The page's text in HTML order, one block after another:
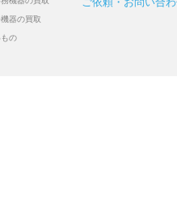
器の買取
の